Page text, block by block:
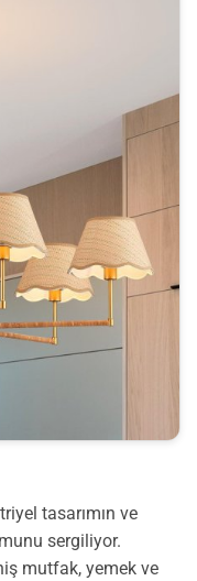
tasarımın ve
sergiliyor.
mutfak, yemek ve